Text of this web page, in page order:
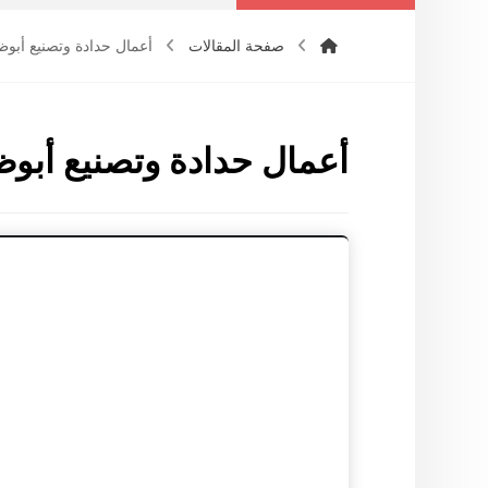
صفحة المقالات أعمال حدادة وتصنيع
أعمال حدادة وتصنيع